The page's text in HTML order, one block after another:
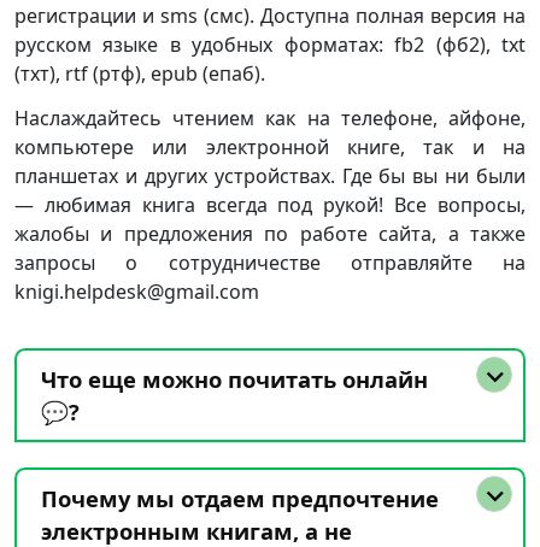
регистрации и sms (смс). Доступна полная версия на
русском языке в удобных форматах: fb2 (фб2), txt
(тхт), rtf (ртф), epub (епаб).
Наслаждайтесь чтением как на телефоне, айфоне,
компьютере или электронной книге, так и на
планшетах и других устройствах. Где бы вы ни были
— любимая книга всегда под рукой! Все вопросы,
жалобы и предложения по работе сайта, а также
запросы о сотрудничестве отправляйте на
knigi.helpdesk@gmail.com
Что еще можно почитать онлайн
💬?
Почему мы отдаем предпочтение
электронным книгам, а не